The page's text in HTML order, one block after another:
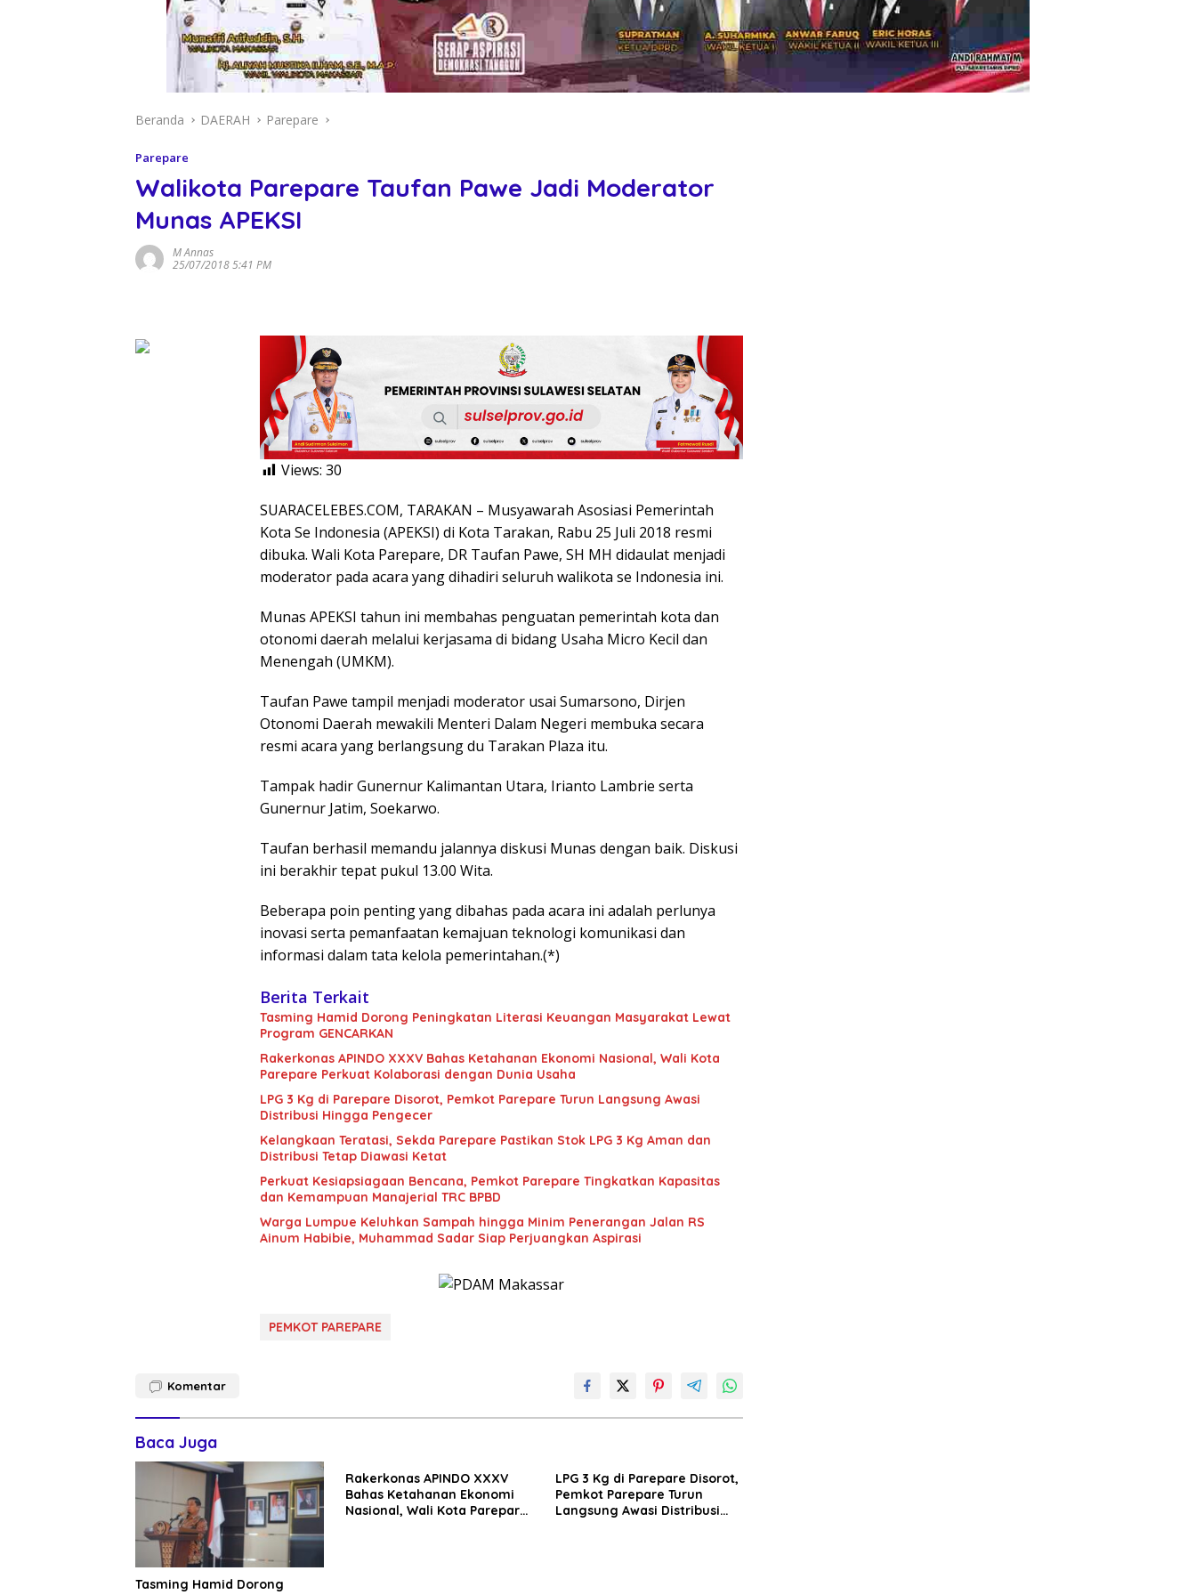
Beranda DAERAH Parepare
Parepare
Walikota Parepare Taufan Pawe Jadi Moderator
Munas APEKSI
M Annas
25/07/2018 5:41 PM
Views: 30
SUARACELEBES.COM, TARAKAN – Musyawarah Asosiasi Pemerintah
Kota Se Indonesia (APEKSI) di Kota Tarakan, Rabu 25 Juli 2018 resmi
dibuka. Wali Kota Parepare, DR Taufan Pawe, SH MH didaulat menjadi
moderator pada acara yang dihadiri seluruh walikota se Indonesia ini.
Munas APEKSI tahun ini membahas penguatan pemerintah kota dan
otonomi daerah melalui kerjasama di bidang Usaha Micro Kecil dan
Menengah (UMKM).
Taufan Pawe tampil menjadi moderator usai Sumarsono, Dirjen
Otonomi Daerah mewakili Menteri Dalam Negeri membuka secara
resmi acara yang berlangsung du Tarakan Plaza itu.
Tampak hadir Gunernur Kalimantan Utara, Irianto Lambrie serta
Gunernur Jatim, Soekarwo.
Taufan berhasil memandu jalannya diskusi Munas dengan baik. Diskusi
ini berakhir tepat pukul 13.00 Wita.
Beberapa poin penting yang dibahas pada acara ini adalah perlunya
inovasi serta pemanfaatan kemajuan teknologi komunikasi dan
informasi dalam tata kelola pemerintahan.(*)
Berita Terkait
Tasming Hamid Dorong Peningkatan Literasi Keuangan Masyarakat Lewat
Program GENCARKAN
Rakerkonas APINDO XXXV Bahas Ketahanan Ekonomi Nasional, Wali Kota
Parepare Perkuat Kolaborasi dengan Dunia Usaha
LPG 3 Kg di Parepare Disorot, Pemkot Parepare Turun Langsung Awasi
Distribusi Hingga Pengecer
Kelangkaan Teratasi, Sekda Parepare Pastikan Stok LPG 3 Kg Aman dan
Distribusi Tetap Diawasi Ketat
Perkuat Kesiapsiagaan Bencana, Pemkot Parepare Tingkatkan Kapasitas
dan Kemampuan Manajerial TRC BPBD
Warga Lumpue Keluhkan Sampah hingga Minim Penerangan Jalan RS
Ainum Habibie, Muhammad Sadar Siap Perjuangkan Aspirasi
PEMKOT PAREPARE
Komentar
Baca Juga
Tasming Hamid Dorong
Rakerkonas APINDO XXXV
Bahas Ketahanan Ekonomi
Nasional, Wali Kota Parepare
LPG 3 Kg di Parepare Disorot,
Pemkot Parepare Turun
Langsung Awasi Distribusi